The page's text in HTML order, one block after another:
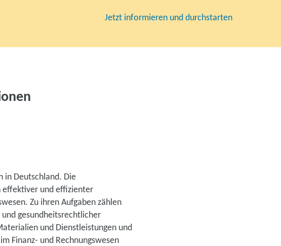
Jetzt informieren und durchstarten
in Deutschland. Die
effektiver und effizienter
Zu ihren Aufgaben zählen
gesundheitsrechtlicher
und Dienstleistungen und
Finanz- und Rechnungswesen